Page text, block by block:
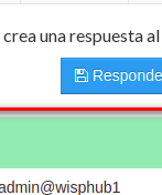
una respuesta